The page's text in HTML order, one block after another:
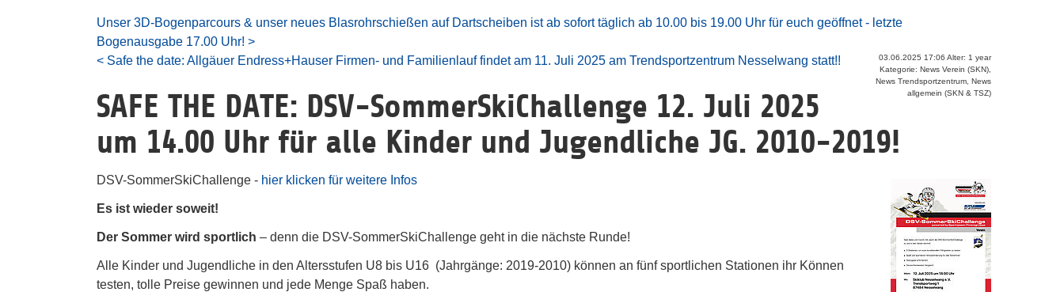
Unser 3D-Bogenparcours & unser neues Blasrohrschießen auf Dartscheiben ist ab sofort täglich ab 10.00 bis 19.00 Uhr für euch geöffnet - letzte
Bogenausgabe 17.00 Uhr! >
< Safe the date: Allgäuer Endress+Hauser Firmen- und Familienlauf findet am 11. Juli 2025 am Trendsportzentrum Nesselwang statt!!
03.06.2025 17:06 Alter: 1 year
Kategorie: News Verein (SKN),
News Trendsportzentrum, News
allgemein (SKN & TSZ)
SAFE THE DATE: DSV-SommerSkiChallenge 12. Juli 2025
um 14.00 Uhr für alle Kinder und Jugendliche JG. 2010-2019!
DSV-SommerSkiChallenge - hier klicken für weitere Infos
Es ist wieder soweit!
Der Sommer wird sportlich – denn die DSV-SommerSkiChallenge geht in die nächste Runde!
Alle Kinder und Jugendliche in den Altersstufen U8 bis U16 (Jahrgänge: 2019-2010) können an fünf sportlichen Stationen ihr Können
testen, tolle Preise gewinnen und jede Menge Spaß haben.